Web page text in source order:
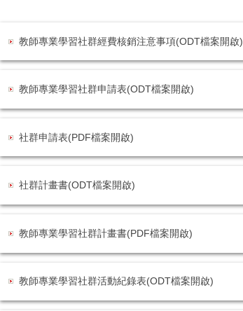
教師專業學習社群經費核銷注意事項(ODT檔案開啟)
教師專業學習社群申請表(ODT檔案開啟)
社群申請表(PDF檔案開啟)
社群計畫書(ODT檔案開啟)
教師專業學習社群計畫書(PDF檔案開啟)
教師專業學習社群活動紀錄表(ODT檔案開啟)